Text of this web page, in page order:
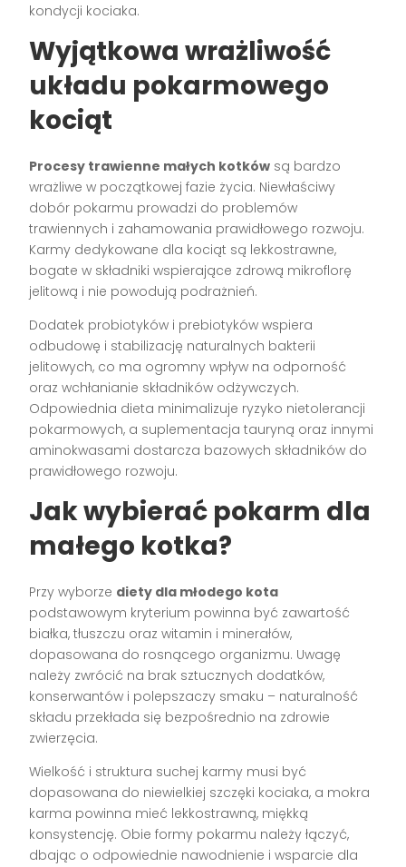
kondycji kociaka.
Wyjątkowa wrażliwość
układu pokarmowego
kociąt
Procesy trawienne małych kotków są bardzo
wrażliwe w początkowej fazie życia. Niewłaściwy
dobór pokarmu prowadzi do problemów
trawiennych i zahamowania prawidłowego rozwoju.
Karmy dedykowane dla kociąt są lekkostrawne,
bogate w składniki wspierające zdrową mikroflorę
jelitową i nie powodują podrażnień.
Dodatek probiotyków i prebiotyków wspiera
odbudowę i stabilizację naturalnych bakterii
jelitowych, co ma ogromny wpływ na odporność
oraz wchłanianie składników odżywczych.
Odpowiednia dieta minimalizuje ryzyko nietolerancji
pokarmowych, a suplementacja tauryną oraz innymi
aminokwasami dostarcza bazowych składników do
prawidłowego rozwoju.
Jak wybierać pokarm dla
małego kotka?
Przy wyborze diety dla młodego kota
podstawowym kryterium powinna być zawartość
białka, tłuszczu oraz witamin i minerałów,
dopasowana do rosnącego organizmu. Uwagę
należy zwrócić na brak sztucznych dodatków,
konserwantów i polepszaczy smaku – naturalność
składu przekłada się bezpośrednio na zdrowie
zwierzęcia.
Wielkość i struktura suchej karmy musi być
dopasowana do niewielkiej szczęki kociaka, a mokra
karma powinna mieć lekkostrawną, miękką
konsystencję. Obie formy pokarmu należy łączyć,
dbając o odpowiednie nawodnienie i wsparcie dla